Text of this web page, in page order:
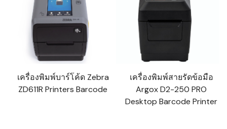
เครื่องพิมพ์บาร์โค้ด Zebra
ZD611R Printers Barcode
เครื่องพิมพ์สายรัดข้อมือ
Argox D2-250 PRO
Desktop Barcode Printer